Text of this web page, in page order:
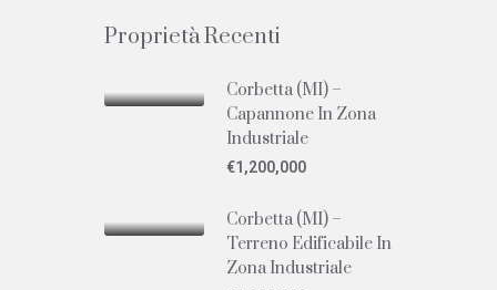
Proprietà Recenti
Corbetta (MI) –
Capannone In Zona
Industriale
€1,200,000
Corbetta (MI) –
Terreno Edificabile In
Zona Industriale